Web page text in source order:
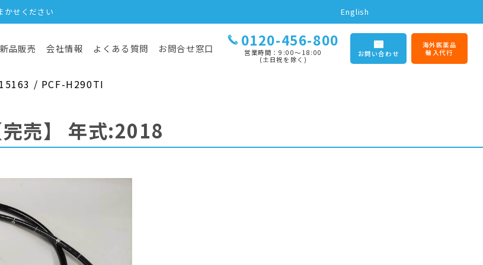
かせください English
新品販売 会社情報 よくある質問 お問合せ窓口 0120-456-800
営業時間：9:00〜18:00
(土日祝を除く)
お問い合わせ
海外医薬品
輸入代行
/ PCF-H290TI
完売】 年式:2018